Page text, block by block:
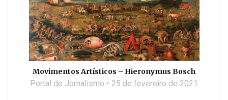
Movimentos Artísticos – Hieronymus Bosch
Portal de Jornalismo 25 de fevereiro de 2021